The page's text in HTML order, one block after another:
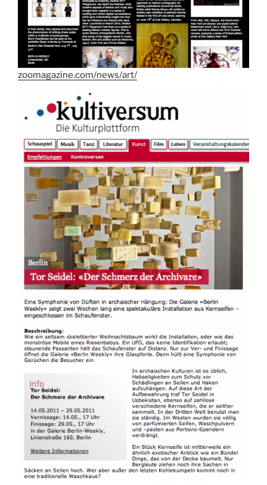
zoomagazine.com/news/art/